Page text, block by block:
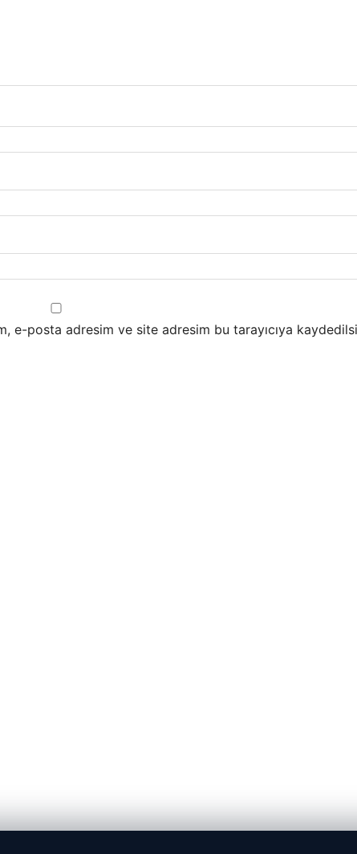
e-posta adresim ve site adresim bu tarayıcıya